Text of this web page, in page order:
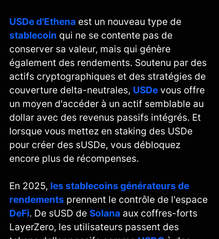
USDe d'Ethena est un nouveau type de
stablecoin qui ne se contente pas de
conserver sa valeur, mais qui génère
également des rendements. Soutenu par des
actifs cryptographiques et des stratégies de
couverture delta-neutrales, USDe vous offre
un moyen d'accéder à un actif semblable au
dollar avec des revenus passifs intégrés. Et
lorsque vous mettez en staking des USDe
pour créer des sUSDe, vous débloquez
encore plus de récompenses.
En 2025, les stablecoins générateurs de
rendements prennent le contrôle de l'espace
DeFi. De sUSD deSolana aux coffres-forts
LayerZero, les utilisateurs passent des